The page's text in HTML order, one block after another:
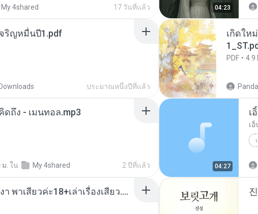
My 4shared 17 วันที่แล้ว 04:23
ริญหมื่นปี1.pdf
Downloads ประมาณหนึ่งปีที่แล้ว
เกิดให
PDF 4.9
ถึง - เมนทอล.mp3
. ใน My 4shared 2 ปีที่แล้ว 04:27
เ
เ
เมียน้อยเหงา พาเสียวค่ะ18+เล่าเรื่องเสียว.mp3